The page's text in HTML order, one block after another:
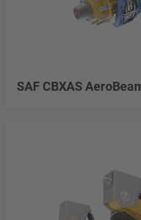
SAF CBXAS